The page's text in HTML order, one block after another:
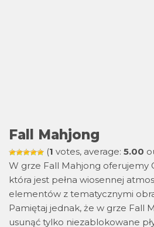
Fall Mahjong
(1 votes, average: 5.00
W grze Fall Mahjong oferujemy
która jest pełna wiosennej
elementów z tematycznymi
Pamiętaj jednak, że w grze Fall
usunąć tylko niezablokowane